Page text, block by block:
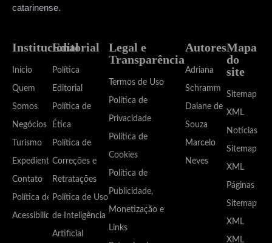
catarinense.
Institucional
Início
Quem
Somos
Negócios
Turismo
Expediente
Contato
Política de
Acessibilidade
Editorial
Política
Editorial
Política de
Ética
Política de
Correções e
Retratações
Política de Uso
de Inteligência
Artificial
Legal e
Transparência
Termos de Uso
Política de
Privacidade
Política de
Cookies
Política de
Publicidade,
Monetização e
Links
Autores
Adriana
Schramm
Daiane de
Souza
Marcelo
Neves
Mapa
do
site
Sitemap
XML
Notícias
Sitemap
XML
Páginas
Sitemap
XML
XML